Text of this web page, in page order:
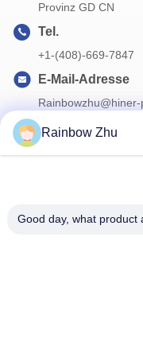
Provinz GD CN
Tel.
+1-(408)-669-7847
E-Mail-Adresse
Abonnieren Sie unseren
Rainbow Zhu
Good day, what product